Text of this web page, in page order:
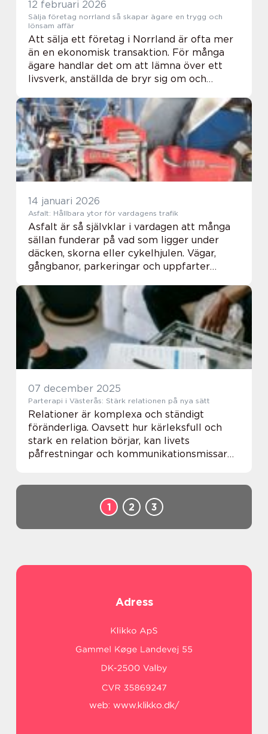
12 februari 2026
Sälja företag norrland så skapar ägare en trygg och
lönsam affär
Att sälja ett företag i Norrland är ofta mer
än en ekonomisk transaktion. För många
ägare handlar det om att lämna över ett
livsverk, anställda de bryr sig om och
Samtidigt finns frågor om värdering,
köpare, ...
14 januari 2026
Asfalt: Hållbara ytor för vardagens trafik
Asfalt är så självklar i vardagen att många
sällan funderar på vad som ligger under
däcken, skorna eller cykelhjulen. Vägar,
gångbanor, parkeringar och uppfarter
07 december 2025
Parterapi i Västerås: Stärk relationen på nya sätt
Relationer är komplexa och ständigt
föränderliga. Oavsett hur kärleksfull och
stark en relation börjar, kan livets
påfrestningar och kommunikationsmissar
1 2 3
Adress
web: www.klikko.dk/